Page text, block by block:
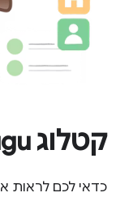
קטלוג Fugu
כדאי לכם לראות